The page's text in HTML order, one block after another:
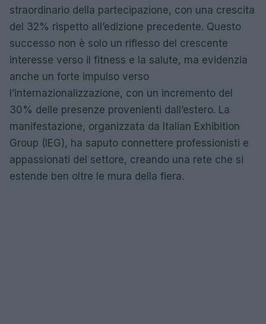
straordinario della partecipazione, con una crescita
del 32% rispetto all’edizione precedente. Questo
successo non è solo un riflesso del crescente
interesse verso il fitness e la salute, ma evidenzia
anche un forte impulso verso
l’internazionalizzazione, con un incremento del
30% delle presenze provenienti dall’estero. La
manifestazione, organizzata da Italian Exhibition
Group (IEG), ha saputo connettere professionisti e
appassionati del settore, creando una rete che si
estende ben oltre le mura della fiera.